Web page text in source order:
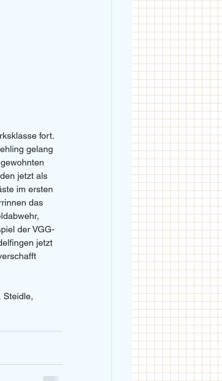
fort.
gelang
jetzt als
im ersten
das
der VGG-
jetzt
Steidle,